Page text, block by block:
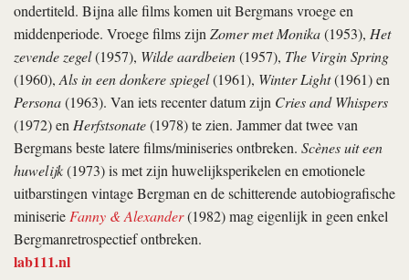
ondertiteld. Bijna alle films komen uit Bergmans vroege en
middenperiode. Vroege films zijnZomer met Monika(1953), Het
zevende zegel(1957), Wilde aardbeien(1957), The Virgin Spring
(1960),Als in een donkere spiegel(1961), Winter Light(1961) en
Persona(1963). Van iets recenter datum zijn Cries and Whispers
(1972) enHerfstsonate(1978) te zien. Jammer dat twee van
Bergmans beste latere films/miniseries ontbreken. Scènes uit een
huwelijk(1973) is met zijn huwelijksperikelen en emotionele
uitbarstingen vintage Bergman en de schitterende autobiografische
miniserieFanny & Alexander(1982) mag eigenlijk in geen enkel
Bergmanretrospectief ontbreken.
lab111.nl